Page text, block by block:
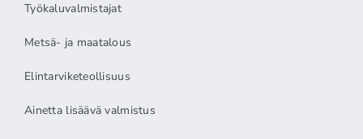
Työkaluvalmistajat
Metsä- ja maatalous
Elintarviketeollisuus
Ainetta lisäävä valmistus